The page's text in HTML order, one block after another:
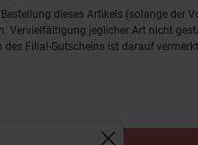
dieses Artikels (solange
Vervielfältigung jeglicher Art nicht
Filial-Gutscheins ist darauf vermerkt.
©